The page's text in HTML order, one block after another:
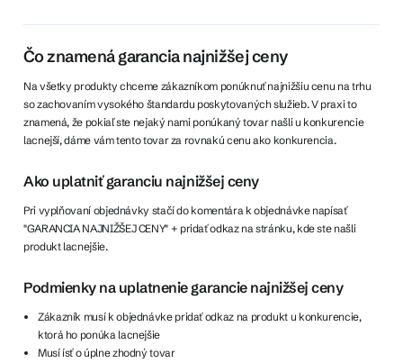
Čo znamená garancia najnižšej ceny
Na všetky produkty chceme zákazníkom ponúknuť najnižšiu cenu na trhu
so zachovaním vysokého štandardu poskytovaných služieb. V praxi to
znamená, že pokiaľ ste nejaký nami ponúkaný tovar našli u konkurencie
lacnejší, dáme vám tento tovar za rovnakú cenu ako konkurencia.
Ako uplatniť garanciu najnižšej ceny
Pri vyplňovaní objednávky stačí do komentára k objednávke napísať
"GARANCIA NAJNIŽŠEJ CENY" + pridať odkaz na stránku, kde ste našli
produkt lacnejšie.
Podmienky na uplatnenie garancie najnižšej ceny
Zákazník musí k objednávke pridať odkaz na produkt u konkurencie,
ktorá ho ponúka lacnejšie
Musí ísť o úplne zhodný tovar